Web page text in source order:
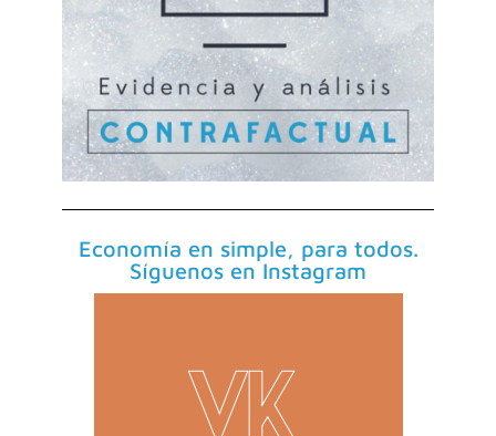
Economía en simple, para todos.
Síguenos en Instagram